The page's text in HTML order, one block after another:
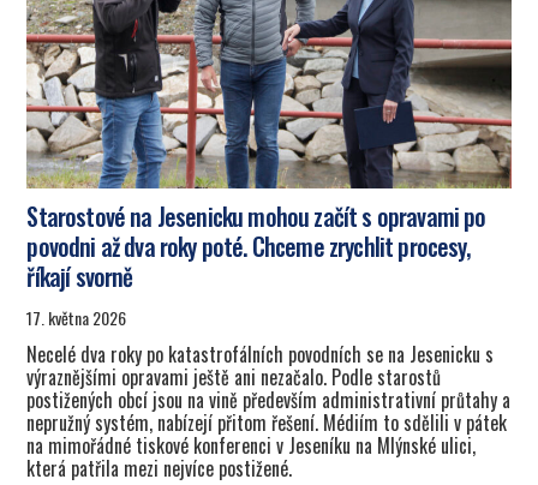
Starostové na Jesenicku mohou začít s opravami po
povodni až dva roky poté. Chceme zrychlit procesy,
říkají svorně
17. května 2026
Necelé dva roky po katastrofálních povodních se na Jesenicku s
výraznějšími opravami ještě ani nezačalo. Podle starostů
postižených obcí jsou na vině především administrativní průtahy a
nepružný systém, nabízejí přitom řešení. Médiím to sdělili v pátek
na mimořádné tiskové konferenci v Jeseníku na Mlýnské ulici,
která patřila mezi nejvíce postižené.